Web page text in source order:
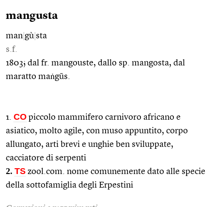
mangusta
man gù sta
s.f.
1803; dal fr. mangouste, dallo sp. mangosta, dal
maratto maṅgūs.
1. CO piccolo mammifero carnivoro africano e
asiatico, molto agile, con muso appuntito, corpo
allungato, arti brevi e unghie ben sviluppate,
cacciatore di serpenti
2. TS zool.com. nome comunemente dato alle specie
della sottofamiglia degli Erpestini